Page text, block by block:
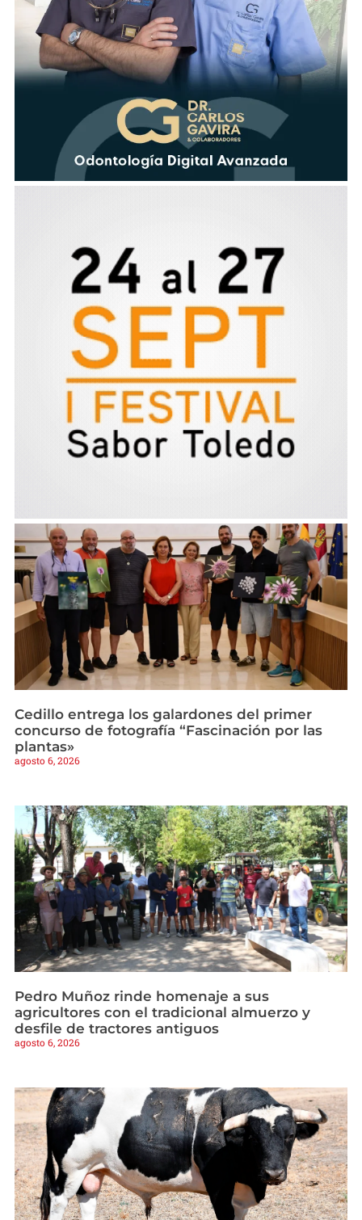
Cedillo entrega los galardones del primer
concurso de fotografía “Fascinación por las
plantas»
agosto 6, 2026
Pedro Muñoz rinde homenaje a sus
agricultores con el tradicional almuerzo y
desfile de tractores antiguos
agosto 6, 2026